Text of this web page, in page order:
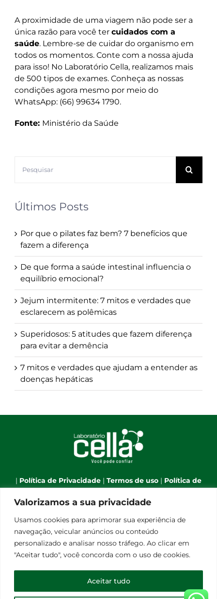
Valorizamos a sua privacidade
Usamos cookies para aprimorar sua experiência de
navegação, veicular anúncios ou conteúdo
personalizado e analisar nosso tráfego. Ao clicar em
"Aceitar tudo", você concorda com o uso de cookies.
Aceitar tudo
A proximidade de uma viagem não pode ser a
única razão para você ter cuidados com a
saúde. Lembre-se de cuidar do organismo em
todos os momentos. Conte com a nossa ajuda
para isso! No Laboratório Cella, realizamos mais
de 500 tipos de exames. Conheça as nossas
condições agora mesmo por meio do
WhatsApp: (66) 99634 1790.
Fonte: Ministério da Saúde
resultados
Últimos Posts
Por que o pilates faz bem? 7 benefícios que
fazem a diferença
De que forma a saúde intestinal influencia o
equilíbrio emocional?
Jejum intermitente: 7 mitos e verdades que
esclarecem as polêmicas
Superidosos: 5 atitudes que fazem diferença
para evitar a demência
7 mitos e verdades que ajudam a entender as
doenças hepáticas
| Política de Privacidade | Termos de uso | Política de
Cookies|Webmail|
mail:atendimento@laboratoriocella.com.br | Banco
de talentos:pessoal@laboratoriocella.com.br
© Copyright 2012 - 2026 | Laboratório Cella - All Rights
Laboratório de Análises Clínicas Cella Ltda - CNPJ
08.248.656/0001-30